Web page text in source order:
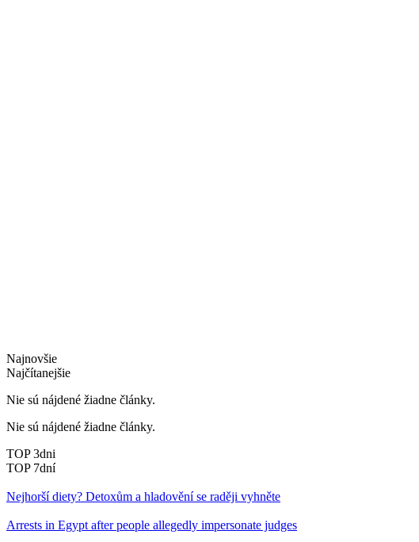
Najnovšie
Najčítanejšie
Nie sú nájdené žiadne články.
Nie sú nájdené žiadne články.
TOP 3dni
TOP 7dní
Nejhorší diety? Detoxům a hladovění se raději vyhněte
Arrests in Egypt after people allegedly impersonate judges